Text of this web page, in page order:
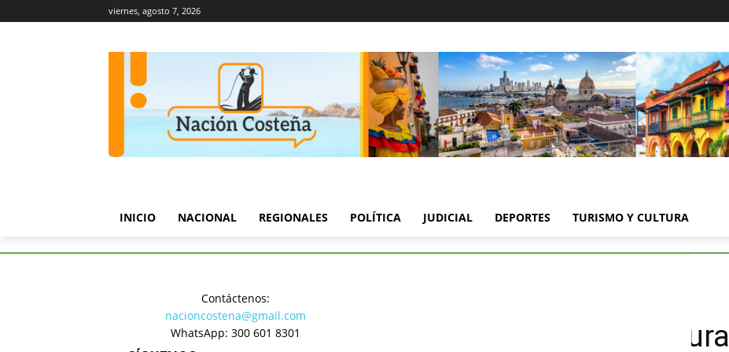
viernes, agosto 7, 2026
INICIO NACIONAL REGIONALES POLÍTICA JUDICIAL DEPORTES TURISMO Y CULTURA
Turismo y Cultura
La champeta ya es Patrimonio Cultural
Contáctenos:
nacioncostena@gmail.com
WhatsApp: 300 601 8301